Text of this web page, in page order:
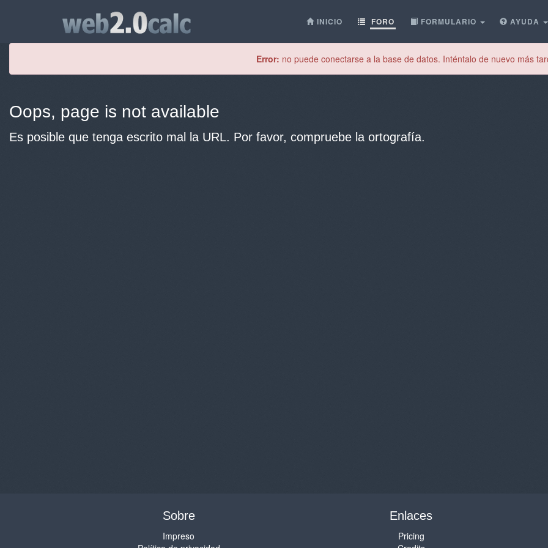
INICIO FORO FORMULARIO AYUDA
Error: no puede conectarse a la base de datos. Inténtalo de nuevo más
Oops, page is not available
Es posible que tenga escrito mal la URL. Por favor, compruebe la ortografía.
Sobre
Impreso
Enlaces
Pricing